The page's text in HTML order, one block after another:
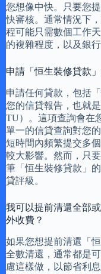
您想像中快。只要您
快審核。通常情況下
程可能只需數個工作
的複雜程度，以及銀
申請「恒生裝修貸款
申請任何貸款，包括
您的信貸報告，也就
TU）。這項查詢會在
單一的信貸查詢對您
短時間內頻繁提交多
較大影響。然而，只
筆「恒生裝修貸款」
貸評級。
我可以提前清還全部
外收費？
如果您想提前清還「
全數清還，通常都是
慮這樣做，以節省利